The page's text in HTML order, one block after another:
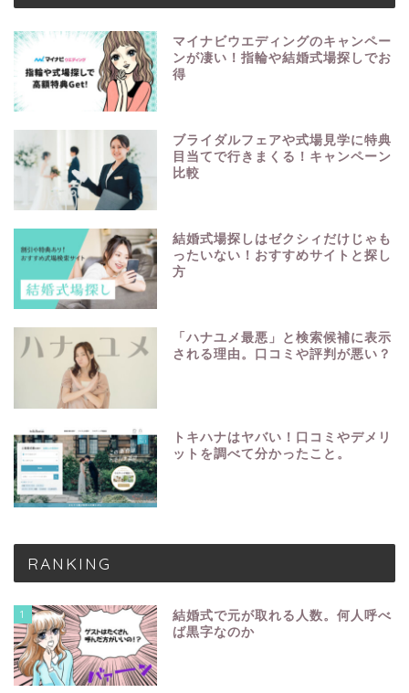
マイナビウエディングのキャンペー
ンが凄い！指輪や結婚式場探しでお
得
ブライダルフェアや式場見学に特典
目当てで行きまくる！キャンペーン
比較
結婚式場探しはゼクシィだけじゃも
ったいない！おすすめサイトと探し
方
「ハナユメ最悪」と検索候補に表示
される理由。口コミや評判が悪い？
トキハナはヤバい！口コミやデメリ
ットを調べて分かったこと。
RANKING
1
結婚式で元が取れる人数。何人呼べ
ば黒字なのか